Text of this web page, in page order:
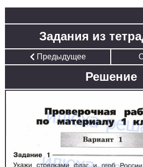
Задания из
Предыдущее
Решение